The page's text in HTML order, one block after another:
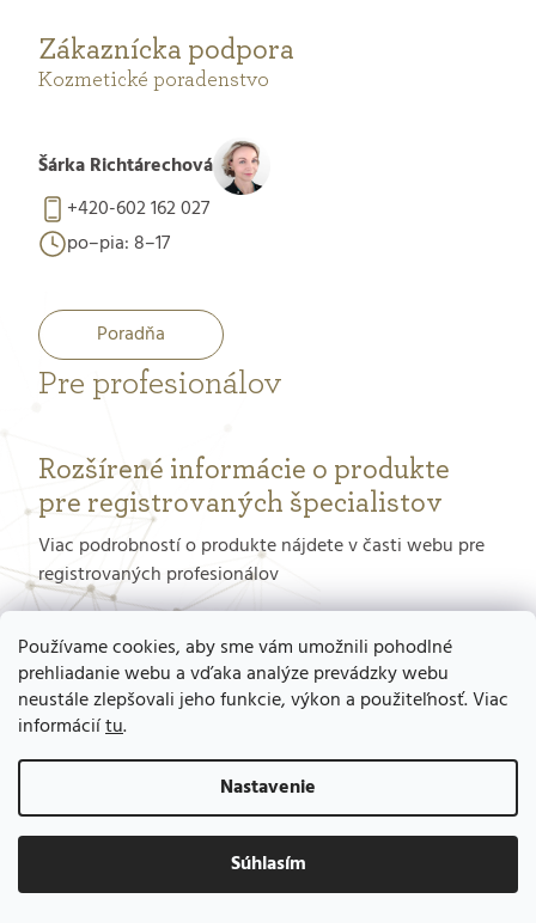
Používame cookies, aby sme vám umožnili pohodlné
prehliadanie webu a vďaka analýze prevádzky webu
neustále zlepšovali jeho funkcie, výkon a použiteľnosť. Viac
informáciítu.
Nastavenie
Súhlasím
Zákaznícka podpora
Kozmetické poradenstvo
Šárka Richtárechová
+420-602 162 027
po–pia: 8–17
Poradňa
Pre profesionálov
Rozšírené informácie o produkte
pre registrovaných špecialistov
Viac podrobností o produkte nájdete v časti webu pre
registrovaných profesionálov
PORTÁL PRE PROFESIONÁLOV
Ako získať prístup do tohto portálu?
Vytvoril Shoptet
Copyright 2026GERnetic - výhradné zastúpenie pre SR , Mgr. Ladislav